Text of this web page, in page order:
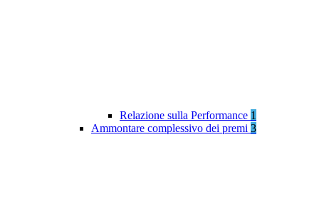
Relazione sulla Performance 1
Ammontare complessivo dei premi 3